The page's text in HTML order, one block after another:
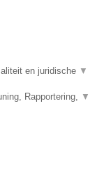
en juridische ▼
Rapportering, ▼